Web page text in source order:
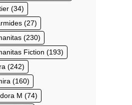
(34)
(27)
(230)
Fiction (193)
(242)
(160)
M (74)